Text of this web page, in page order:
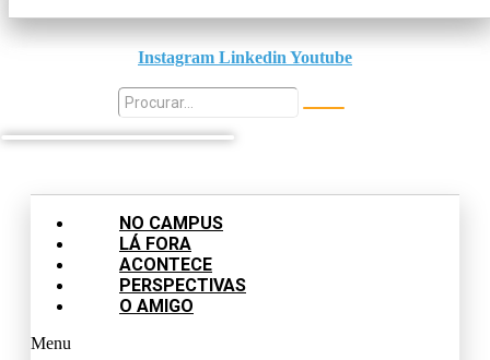
Instagram Linkedin Youtube
NO CAMPUS
LÁ FORA
ACONTECE
PERSPECTIVAS
O AMIGO
Menu